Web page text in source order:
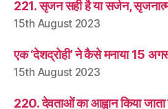
221. सृजन सही है या सर्जन,
15th August 2023
एक ‘देशद्रोही’ ने कैसे मनाया 15
15th August 2023
220. देवताओं का आह्वान किया